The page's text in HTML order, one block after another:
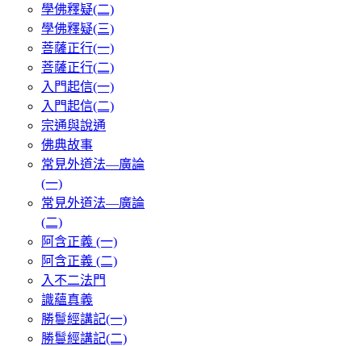
學佛釋疑(二)
學佛釋疑(三)
菩薩正行(一)
菩薩正行(二)
入門起信(一)
入門起信(二)
宗通與說通
佛典故事
常見外道法—廣論
(一)
常見外道法—廣論
(二)
阿含正義 (一)
阿含正義 (二)
入不二法門
識蘊真義
勝鬘經講記(一)
勝鬘經講記(二)